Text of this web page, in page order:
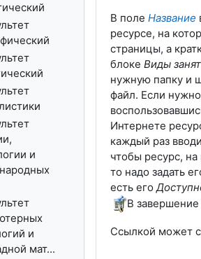
В поле Название
ресурсе, на
страницы, а
блоке Виды
нужную папку и
файл. Если
Интернете
каждый раз
чтобы ресурс,
то надо задать
есть его
В завершение
Ссылкой может
и
и
мат...